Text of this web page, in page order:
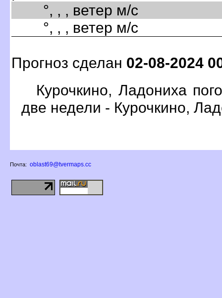
°, , , ветер м/с
°, , , ветер м/с
Прогноз сделан 02-08-2024
Курочкино, Ладониха
две недели - Курочкино,
Почта: oblast69@tvermaps.cc